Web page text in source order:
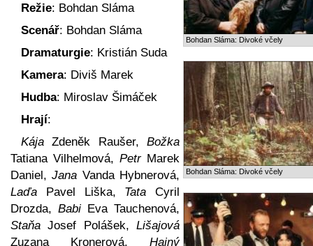
Bohdan Sláma: Divoké včely
Bohdan Sláma: Divoké včely
Režie: Bohdan Sláma
Scenář: Bohdan Sláma
Dramaturgie: Kristián Suda
Kamera: Diviš Marek
Hudba: Miroslav Šimáček
Hrají:
Kája Zdeněk Raušer, Božka
Tatiana Vilhelmová, PetrMarek
Daniel,Jana Vanda Hybnerová,
Laďa Pavel Liška, Tata Cyril
Drozda, Babi Eva Tauchenová,
Staňa Josef Polášek, Lišajová
Zuzana Kronerová, Hajný